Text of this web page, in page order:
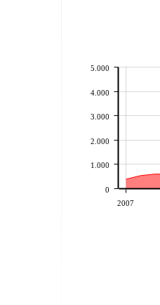
2007
0
1.000
2.000
3.000
4.000
5.000